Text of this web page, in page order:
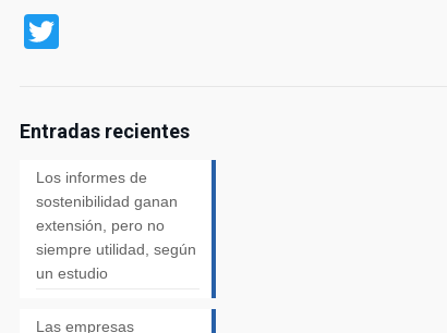
Entradas recientes
Los informes de
sostenibilidad ganan
extensión, pero no
siempre utilidad, según
un estudio
Las empresas